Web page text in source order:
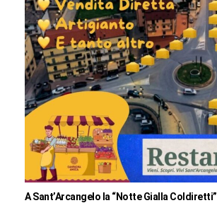
A Sant’Arcangelo la “Notte Gialla Coldiretti”